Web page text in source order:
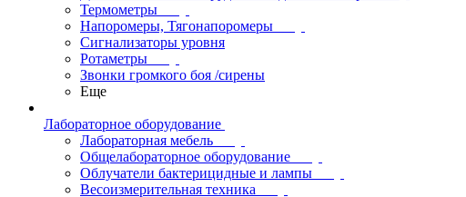
Термометры
Напоромеры, Тягонапоромеры
Сигнализаторы уровня
Ротаметры
Звонки громкого боя /сирены
Еще
Лабораторное оборудование
Лабораторная мебель
Общелабораторное оборудование
Облучатели бактерицидные и лампы
Весоизмерительная техника